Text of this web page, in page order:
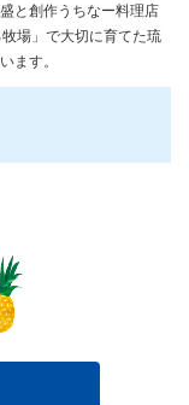
と創作うちなー料理店
場」で大切に育てた琉
ます。